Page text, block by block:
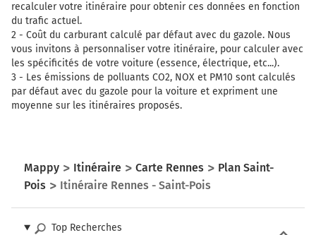
recalculer votre itinéraire pour obtenir ces données en fonction
du trafic actuel.
2 - Coût du carburant calculé par défaut avec du gazole. Nous
vous invitons à personnaliser votre itinéraire, pour calculer avec
les spécificités de votre voiture (essence, électrique, etc...).
3 - Les émissions de polluants CO2, NOX et PM10 sont calculés
par défaut avec du gazole pour la voiture et expriment une
moyenne sur les itinéraires proposés.
Mappy Itinéraire Carte Rennes
Plan Saint-
Pois
Itinéraire Rennes - Saint-Pois
Top Recherches